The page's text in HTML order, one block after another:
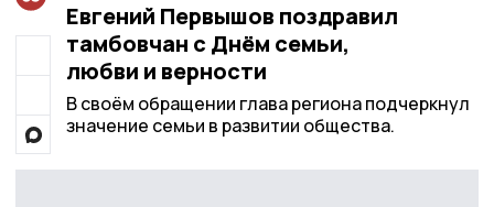
Евгений Первышов поздравил
тамбовчан с Днём семьи,
любви и верности
В своём обращении глава региона подчеркнул
значение семьи в развитии общества.